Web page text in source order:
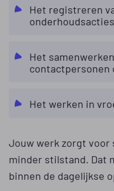
Het registreren
Het
contactpersonen
Het werken in
Jouw werk zorgt voor
minder stilstand. Dat
binnen de dagelijkse